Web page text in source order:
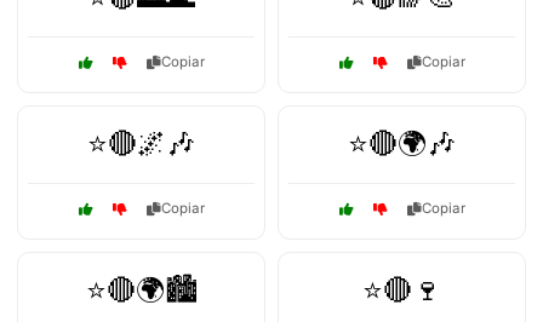
Copiar Copiar
⭐🔴🌌🎶
Copiar
⭐🔴🌍🎶
Copiar
⭐🔴🌍🏙️ ⭐🔴🍷